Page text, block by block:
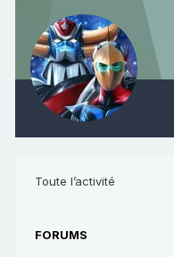
Toute l’activité
FORUMS